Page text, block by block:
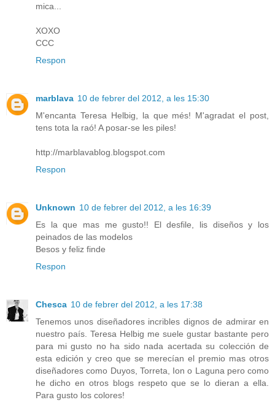
mica...
XOXO
CCC
Respon
marblava 10 de febrer del 2012, a les 15:30
M'encanta Teresa Helbig, la que més! M'agradat el post,
tens tota la raó! A posar-se les piles!
http://marblavablog.blogspot.com
Respon
Unknown 10 de febrer del 2012, a les 16:39
Es la que mas me gusto!! El desfile, lis diseños y los
peinados de las modelos
Besos y feliz finde
Respon
Chesca 10 de febrer del 2012, a les 17:38
Tenemos unos diseñadores incribles dignos de admirar en
nuestro país. Teresa Helbig me suele gustar bastante pero
para mi gusto no ha sido nada acertada su colección de
esta edición y creo que se merecían el premio mas otros
diseñadores como Duyos, Torreta, Ion o Laguna pero como
he dicho en otros blogs respeto que se lo dieran a ella.
Para gusto los colores!